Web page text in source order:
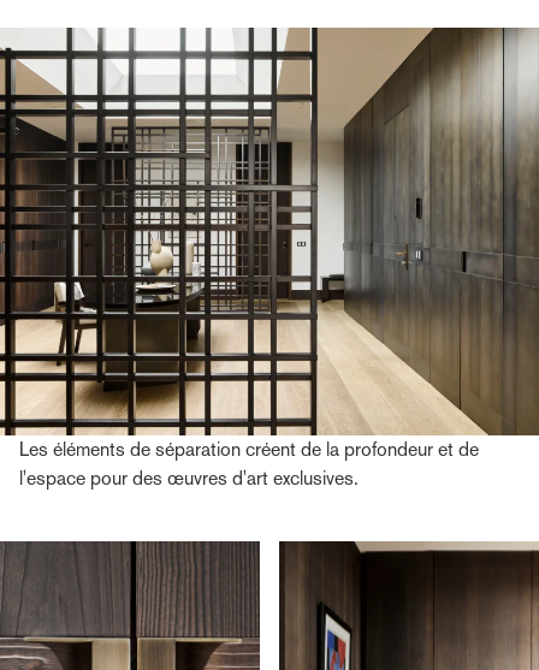
Les éléments de séparation créent de la profondeur et de
l'espace pour des œuvres d'art exclusives.